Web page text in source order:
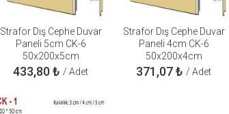
Strafor Dış Cephe Duvar
Paneli 5cm CK-6
50x200x5cm
433,80₺ / Adet
Strafor Dış Cephe Duvar
Paneli 4cm CK-6
50x200x4cm
371,07₺ / Adet